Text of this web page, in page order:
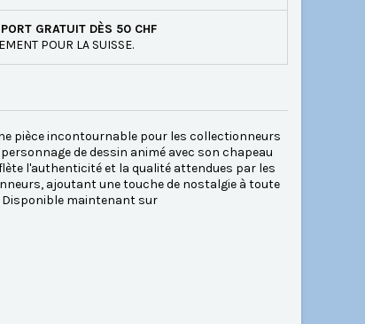
GRATUIT DÈS 50 CHF
POUR LA SUISSE.
pièce incontournable pour les collectionneurs
de dessin animé avec son chapeau
l'authenticité et la qualité attendues par les
ajoutant une touche de nostalgie à toute
Disponible maintenant sur